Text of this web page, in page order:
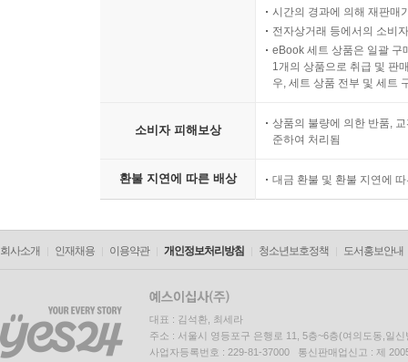
시간의 경과에 의해 재판매
전자상거래 등에서의 소비
eBook 세트 상품은 일괄 구
1개의 상품으로 취급 및 판
우, 세트 상품 전부 및 세트
소비자 피해보상
상품의 불량에 의한 반품,
준하여 처리됨
환불 지연에 따른 배상 대금 환불 및 환불 지연에
회사소개 인재채용 이용약관 개인정보처리방침 청소년보호정책 도서홍보안내
대표 : 김석환, 최세라
주소 : 서울시 영등포구 은행로 11, 5층~6층(여의도동,일신
사업자등록번호 : 229-81-37000 통신판매업신고 : 제